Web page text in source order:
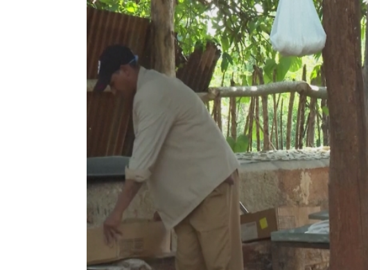
Mái ấm gia đình
Việt
Các show khác
Các chương trình
khác